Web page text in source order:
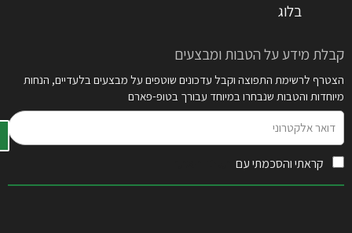
בלוג
קבלת מידע על הטבות ומבצעים
הצטרף לרשימת התפוצה וקבל עדכונים שוטפים על מבצעים בלעדיים, הנחות
מיוחדות והטבות שנבחרו במיוחד עבורך בטופ-פארם
אלקטרוני
קראתי והסכמתי עם